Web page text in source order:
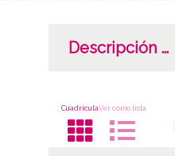
Descripción completa
CuadrículaVer como lista